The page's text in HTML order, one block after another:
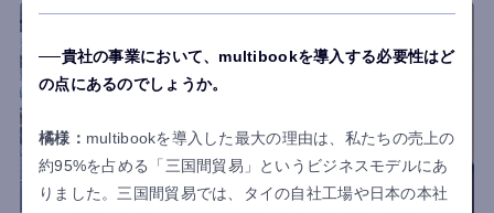
貴社の事業において、multibookを導入する必要性はど
の点にあるのでしょうか。
橘様： multibookを導入した最大の理由は、私たちの売上の
約95%を占める「三国間貿易」というビジネスモデルにあ
りました。三国間貿易では、タイの自社工場や日本の本社